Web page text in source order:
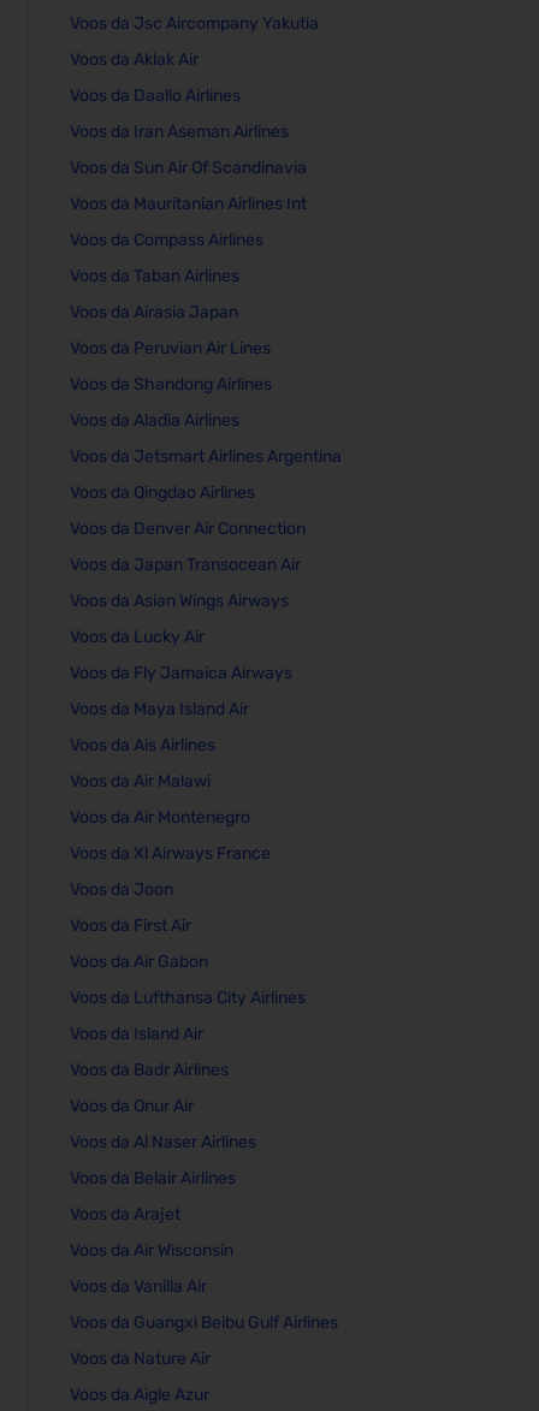
Voos da Jsc Aircompany Yakutia
Voos da Aklak Air
Voos da Daallo Airlines
Voos da Iran Aseman Airlines
Voos da Sun Air Of Scandinavia
Voos da Mauritanian Airlines Int
Voos da Compass Airlines
Voos da Taban Airlines
Voos da Airasia Japan
Voos da Peruvian Air Lines
Voos da Shandong Airlines
Voos da Aladia Airlines
Voos da Jetsmart Airlines Argentina
Voos da Qingdao Airlines
Voos da Denver Air Connection
Voos da Japan Transocean Air
Voos da Asian Wings Airways
Voos da Lucky Air
Voos da Fly Jamaica Airways
Voos da Maya Island Air
Voos da Ais Airlines
Voos da Air Malawi
Voos da Air Montenegro
Voos da Xl Airways France
Voos da Joon
Voos da First Air
Voos da Air Gabon
Voos da Lufthansa City Airlines
Voos da Island Air
Voos da Badr Airlines
Voos da Onur Air
Voos da Al Naser Airlines
Voos da Belair Airlines
Voos da Arajet
Voos da Air Wisconsin
Voos da Vanilla Air
Voos da Guangxi Beibu Gulf Airlines
Voos da Nature Air
Voos da Aigle Azur